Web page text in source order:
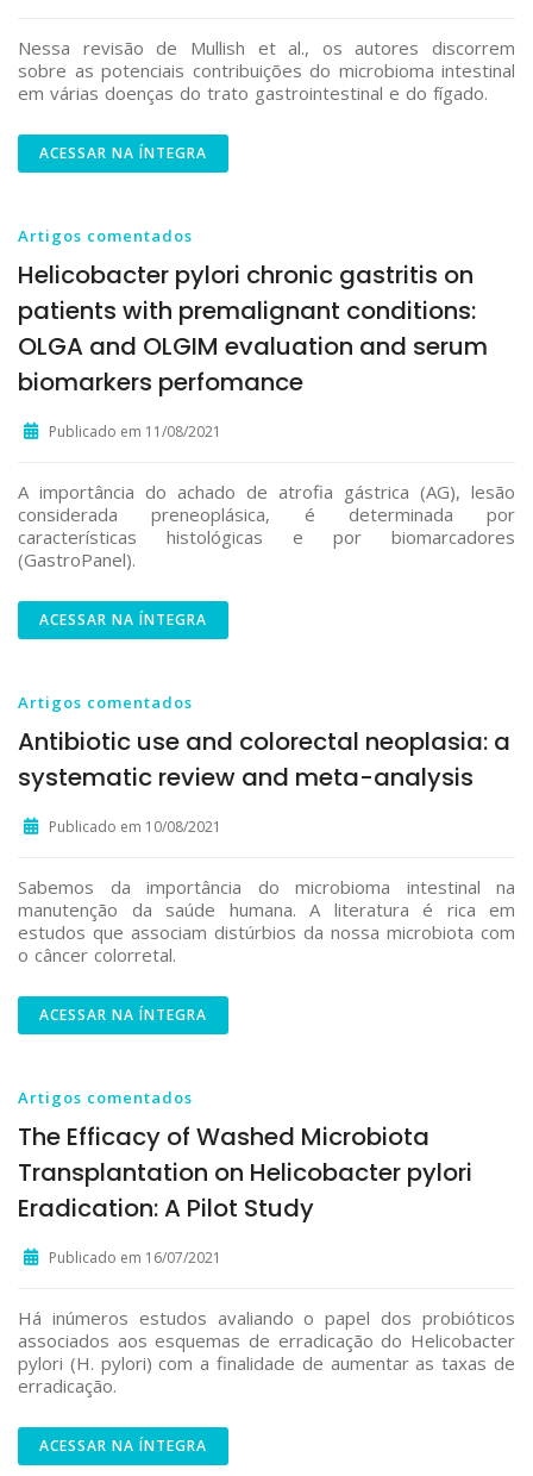
Nessa revisão de Mullish et al., os autores discorrem
sobre as potenciais contribuições do microbioma intestinal
em várias doenças do trato gastrointestinal e do fígado.
ACESSAR NA ÍNTEGRA
Artigos comentados
Helicobacter pylori chronic gastritis on
patients with premalignant conditions:
OLGA and OLGIM evaluation and serum
biomarkers perfomance
Publicado em 11/08/2021
A importância do achado de atrofia gástrica (AG), lesão
considerada preneoplásica, é determinada por
características histológicas e por biomarcadores
(GastroPanel).
ACESSAR NA ÍNTEGRA
Artigos comentados
Antibiotic use and colorectal neoplasia: a
systematic review and meta-analysis
Publicado em 10/08/2021
Sabemos da importância do microbioma intestinal na
manutenção da saúde humana. A literatura é rica em
estudos que associam distúrbios da nossa microbiota com
o câncer colorretal.
ACESSAR NA ÍNTEGRA
Artigos comentados
The Efficacy of Washed Microbiota
Transplantation on Helicobacter pylori
Eradication: A Pilot Study
Publicado em 16/07/2021
Há inúmeros estudos avaliando o papel dos probióticos
associados aos esquemas de erradicação do Helicobacter
pylori (H. pylori) com a finalidade de aumentar as taxas de
erradicação.
ACESSAR NA ÍNTEGRA